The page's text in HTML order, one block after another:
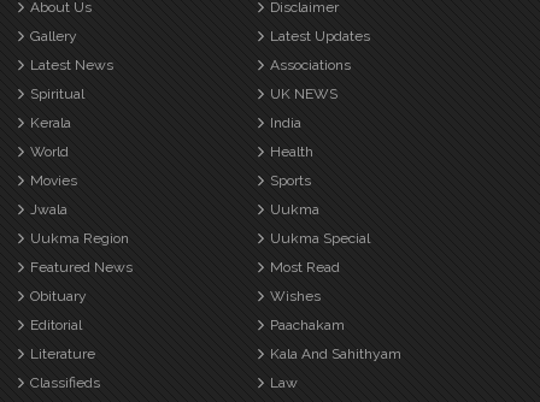
About Us
Disclaimer
Gallery
Latest Updates
Latest News
Associations
Spiritual
UK NEWS
Kerala
India
World
Health
Movies
Sports
Jwala
Uukma
Uukma Region
Uukma Special
Featured News
Most Read
Obituary
Wishes
Editorial
Paachakam
Literature
Kala And Sahithyam
Classifieds
Law